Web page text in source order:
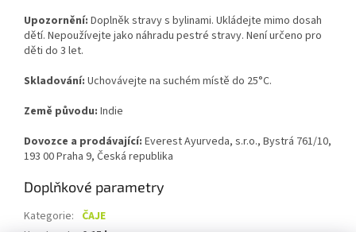
Upozornění: Doplněk stravy s bylinami. Ukládejte mimo dosah
dětí. Nepoužívejte jako náhradu pestré stravy. Není určeno pro
děti do 3 let.
Skladování: Uchovávejte na suchém místě do 25°C.
Země původu: Indie
Dovozce a prodávající: Everest Ayurveda, s.r.o., Bystrá 761/10,
193 00 Praha 9, Česká republika
Doplňkové parametry
Kategorie: ČAJE